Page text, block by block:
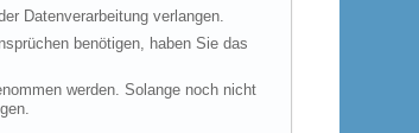
Datenverarbeitung verlangen.
benötigen, haben Sie das
werden. Solange noch nicht